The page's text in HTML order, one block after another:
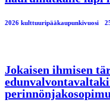
2026 kulttuuripääkaupunkivuosi
Jokaisen ihmisen